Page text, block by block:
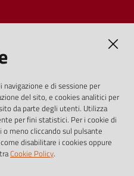
solo alle condizioni
2003/98/CE e dal d.lgs.
e di sessione per
del sito, e cookies analitici per
da parte degli utenti. Utilizza
per fini statistici. Per i cookie di
meno cliccando sul pulsante
disabilitare i cookies oppure
Cookie Policy.